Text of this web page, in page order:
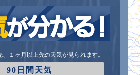
１ヶ月以上先の天気が見られます。
90日間天気